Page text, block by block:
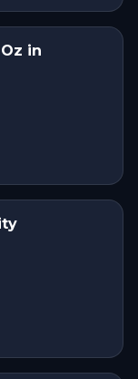
in